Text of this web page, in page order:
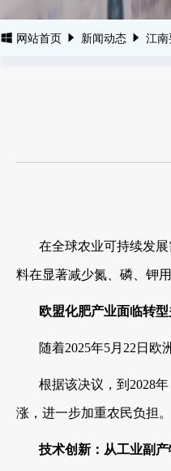
网站首页 新闻动态 江南
在全球农业可持续发展
料在显著减少氮、磷、钾
欧盟化肥产业面临转型
随着2025年5月22日欧洲
根据该决议，到2028年
涨，进一步加重农民负担。
技术创新：从工业副